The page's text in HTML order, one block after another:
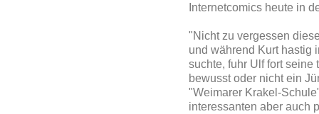
Internetcomics heute in
"Nicht zu vergessen
und während Kurt hastig
suchte, fuhr Ulf fort seine
bewusst oder nicht ein
"Weimarer Krakel-
interessanten aber auch